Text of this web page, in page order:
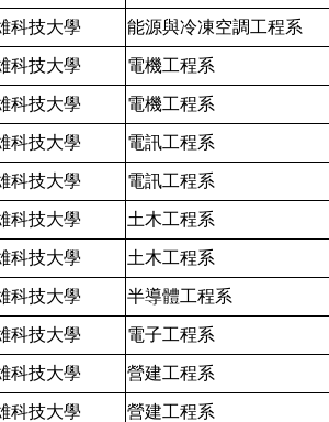
科技大學 能源與冷凍空調工程系
科技大學 電機工程系
科技大學 電機工程系
科技大學 電訊工程系
科技大學 電訊工程系
科技大學 土木工程系
科技大學 土木工程系
科技大學 半導體工程系
科技大學 電子工程系
科技大學 營建工程系
科技大學 營建工程系